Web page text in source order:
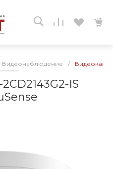
Видеонаблюдение /
IS